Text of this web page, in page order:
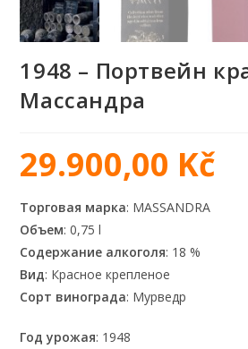
1948 – Портвейн
Массандра
29.900,00 Kč
Торговая марка: MASSANDRA
Объем: 0,75 l
Содержание алкоголя: 18 %
Вид: Красное крепленое
Сорт винограда: Мурведр
Год урожая: 1948